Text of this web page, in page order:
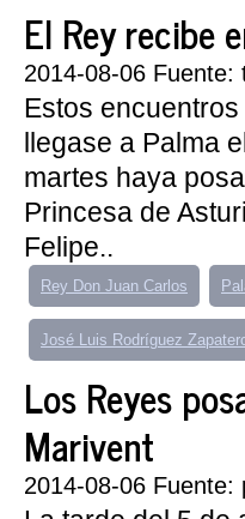
El Rey recibe
2014-08-06 Fuente:
Estos
llegase a Palma
martes haya
Princesa de
Felipe..
Rey Don Juan Carlos
José Luis Rodríguez
Los Reyes
Marivent
2014-08-06 Fuente: